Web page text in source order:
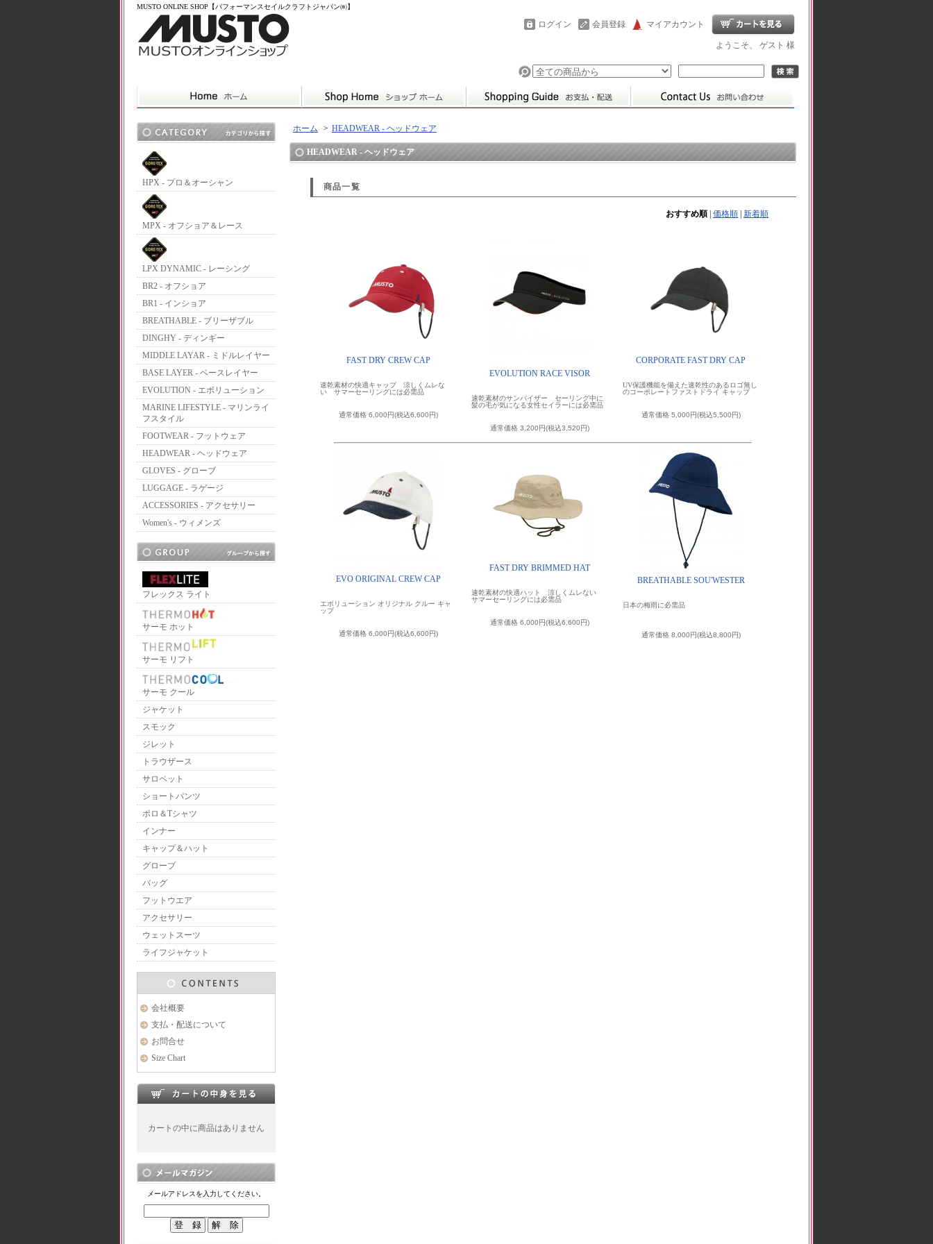
MUSTO ONLINE SHOP【パフォーマンスセイルクラフトジャパン㈱】
マイアカウント
会員登録
ログイン
ようこそ、 ゲスト 様
HPX - プロ＆オーシャン
MPX - オフショア＆レース
LPX DYNAMIC - レーシング
BR2 - オフショア
BR1 - インショア
BREATHABLE - ブリーザブル
DINGHY - ディンギー
MIDDLE LAYAR - ミドルレイヤー
BASE LAYER - ベースレイヤー
EVOLUTION - エボリューション
MARINE LIFESTYLE - マリンライ
フスタイル
FOOTWEAR - フットウェア
HEADWEAR - ヘッドウェア
GLOVES - グローブ
LUGGAGE - ラゲージ
ACCESSORIES - アクセサリー
Women's - ウィメンズ
フレックス ライト
サーモ ホット
サーモ リフト
サーモ クール
ジャケット
スモック
ジレット
トラウザース
サロペット
ショートパンツ
ポロ＆Tシャツ
インナー
キャップ＆ハット
グローブ
バッグ
フットウエア
アクセサリー
ウェットスーツ
ライフジャケット
会社概要
支払・配送について
お問合せ
Size Chart
カートの中に商品はありません
メールアドレスを入力してください。
ホーム > HEADWEAR - ヘッドウェア
HEADWEAR - ヘッドウェア
商品一覧
おすすめ順 価格順 新着順
FAST DRY CREW CAP
速乾素材の快適キャップ 涼しくムレな
い サマーセーリングには必需品
通常価格 6,000円(税込6,600円)
EVOLUTION RACE VISOR
速乾素材のサンバイザー セーリング中に
髪の毛が気になる女性セイラーには必需品
通常価格 3,200円(税込3,520円)
CORPORATE FAST DRY CAP
UV保護機能を備えた速乾性のあるロゴ無し
のコーポレートファストドライ キャップ
通常価格 5,000円(税込5,500円)
EVO ORIGINAL CREW CAP
エボリューション オリジナル クルー キャ
ップ
通常価格 6,000円(税込6,600円)
FAST DRY BRIMMED HAT
速乾素材の快適ハット 涼しくムレない
サマーセーリングには必需品
通常価格 6,000円(税込6,600円)
BREATHABLE SOU'WESTER
日本の梅雨に必需品
通常価格 8,000円(税込8,800円)